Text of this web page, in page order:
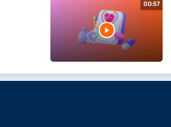
00:57